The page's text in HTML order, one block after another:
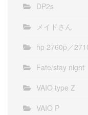
DP2s
メイドさん
hp 2760p／
Fate/stay night
VAIO type Z
VAIO P